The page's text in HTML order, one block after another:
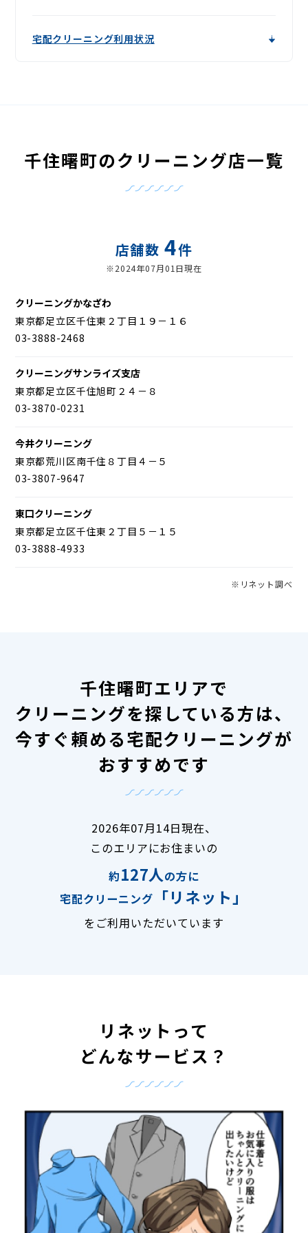
宅配クリーニング利用状況
千住曙町のクリーニング店一覧
店舗数4件
※2024年07月01日現在
クリーニングかなざわ
東京都足立区千住東２丁目１９－１６
03-3888-2468
クリーニングサンライズ支店
東京都足立区千住旭町２４－８
03-3870-0231
今井クリーニング
東京都荒川区南千住８丁目４－５
03-3807-9647
東口クリーニング
東京都足立区千住東２丁目５－１５
03-3888-4933
※リネット調べ
千住曙町エリアで
クリーニングを探している方は、
今すぐ頼める宅配クリーニングが
おすすめです
2026年07月14日現在、
このエリアにお住まいの
約127人の方に
宅配クリーニング
「リネット」
をご利用いただいています
リネットって
どんなサービス？